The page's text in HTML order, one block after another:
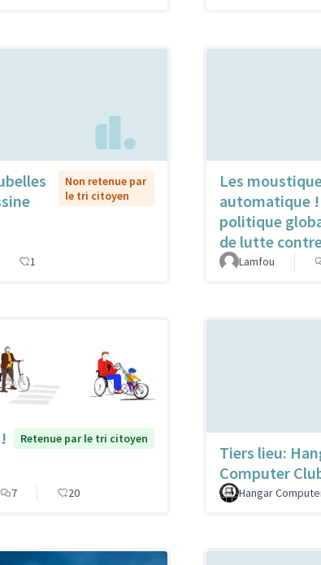
Non retenue par
le tri citoyen
1
Les
automatique
politique
de lutte
Lamfou
Retenue par le tri citoyen
7 20
Tiers lieu:
Computer
Hangar